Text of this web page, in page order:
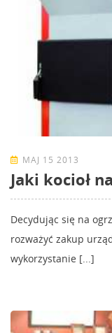
MAJ 15 2013
Jaki kocioł
Decydując się na
rozważyć zakup
wykorzystanie [...]